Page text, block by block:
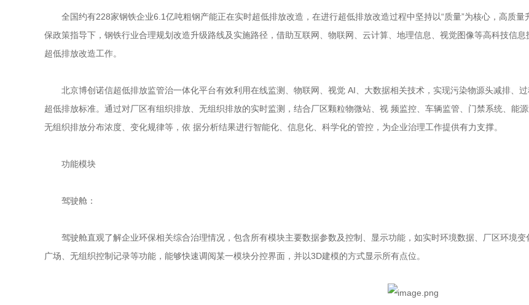
全国约有228家钢铁企业6.1亿吨粗钢产能正在实时超低排放改造，在进行超低排放改造过程中坚持以“质量”为核心，高质
保政策指导下，钢铁行业合理规划改造升级路线及实施路径，借助互联网、物联网、云计算、地理信息、视觉图像等高科技信
超低排放改造工作。
北京博创诺信超低排放监管治一体化平台有效利用在线监测、物联网、视觉 AI、大数据相关技术，实现污染物源头减排、
超低排放标准。通过对厂区有组织排放、无组织排放的实时监测，结合厂区颗粒物微站、视 频监控、车辆监管、门禁系统、能
无组织排放分布浓度、变化规律等，依 据分析结果进行智能化、信息化、科学化的管控，为企业治理工作提供有力支撑。
功能模块
驾驶舱：
驾驶舱直观了解企业环保相关综合治理情况，包含所有模块主要数据参数及控制、显示功能，如实时环境数据、厂区环境变
广场、无组织控制记录等功能，能够快速调阅某一模块分控界面，并以3D建模的方式显示所有点位。